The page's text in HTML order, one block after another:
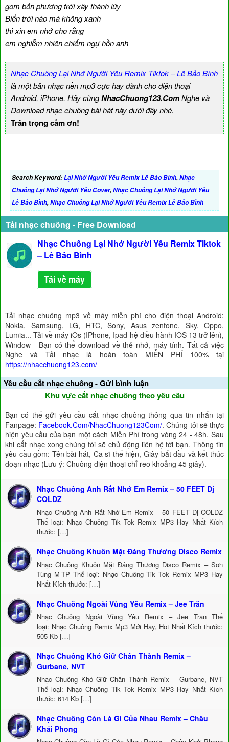
gom bốn phương trời xây thành lũy
Biển trời nào mà không xanh
thì xin em nhớ cho rằng
em nghiễm nhiên chiếm ngự hồn anh
Nhạc Chuông Lại Nhớ Người Yêu Remix Tiktok – Lê Bảo Bình
là một bản nhạc nền mp3 cực hay dành cho điện thoại
Android, iPhone. Hãy cùngNhacChuong123.ComNghe và
Download nhạc chuông bài hát này dưới đây nhé.
Trân trọng cảm ơn!
Search Keyword:Lại Nhớ Người Yêu Remix Lê Bảo Bình,Nhạc
Chuông Lại Nhớ Người Yêu Cover,Nhạc Chuông Lại Nhớ Người Yêu
Lê Bảo Bình,Nhạc Chuông Lại Nhớ Người Yêu Remix Lê Bảo Bình
Tải nhạc chuông - Free Download
Nhạc Chuông Lại Nhớ Người Yêu Remix Tiktok
– Lê Bảo Bình
Tải về máy
Tải nhạc chuông mp3 về máy miễn phí cho điện thoại Android:
Nokia, Samsung, LG, HTC, Sony, Asus zenfone, Sky, Oppo,
Lumia... Tải về máy iOs (IPhone, Ipad hệ điều hành IOS 13 trở lên),
Window - Bạn có thể download về thẻ nhớ, máy tính. Tất cả việc
Nghe và Tải nhạc là hoàn toàn MIỄN PHÍ 100% tại
https://nhacchuong123.com/
Yêu cầu cắt nhạc chuông - Gửi bình luận
Khu vực cắt nhạc chuông theo yêu cầu
Bạn có thể gửi yêu cầu cắt nhạc chuông thông qua tin nhắn tại
Fanpage: Facebook.Com/NhacChuong123Com/. Chúng tôi sẽ thực
hiện yêu cầu của bạn một cách Miễn Phí trong vòng 24 - 48h. Sau
khi cắt nhạc xong chúng tôi sẽ chủ động liên hệ tới bạn. Thông tin
yêu cầu gồm: Tên bài hát, Ca sĩ thể hiện, Giây bắt đầu và kết thúc
đoạn nhạc (Lưu ý: Chuông điện thoại chỉ reo khoảng 45 giây).
Nhạc Chuông Anh Rất Nhớ Em Remix – 50 FEET Dj
COLDZ
Nhạc Chuông Anh Rất Nhớ Em Remix – 50 FEET Dj COLDZ
Thể loại: Nhạc Chuông Tik Tok Remix MP3 Hay Nhất Kích
thước: […]
Nhạc Chuông Khuôn Mặt Đáng Thương Disco Remix
Nhạc Chuông Khuôn Mặt Đáng Thương Disco Remix – Sơn
Tùng M-TP Thể loại: Nhạc Chuông Tik Tok Remix MP3 Hay
Nhất Kích thước: […]
Nhạc Chuông Ngoài Vùng Yêu Remix – Jee Trần
Nhạc Chuông Ngoài Vùng Yêu Remix – Jee Trần Thể
loại: Nhạc Chuông Remix Mp3 Mới Hay, Hot Nhất Kích thước:
505 Kb […]
Nhạc Chuông Khó Giữ Chân Thành Remix –
Gurbane, NVT
Nhạc Chuông Khó Giữ Chân Thành Remix – Gurbane, NVT
Thể loại: Nhạc Chuông Tik Tok Remix MP3 Hay Nhất Kích
thước: 614 Kb […]
Nhạc Chuông Còn Là Gì Của Nhau Remix – Châu
Khải Phong